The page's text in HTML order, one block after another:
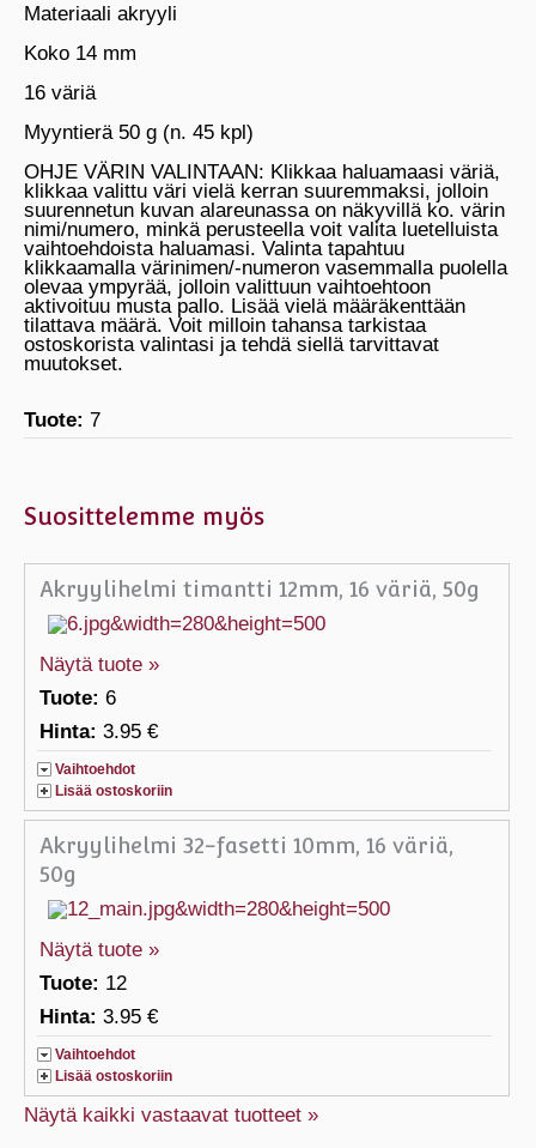
Materiaali akryyli
Koko 14 mm
16 väriä
Myyntierä 50 g (n. 45 kpl)
OHJE VÄRIN VALINTAAN: Klikkaa haluamaasi väriä,
klikkaa valittu väri vielä kerran suuremmaksi, jolloin
suurennetun kuvan alareunassa on näkyvillä ko. värin
nimi/numero, minkä perusteella voit valita luetelluista
vaihtoehdoista haluamasi. Valinta tapahtuu
klikkaamalla värinimen/-numeron vasemmalla puolella
olevaa ympyrää, jolloin valittuun vaihtoehtoon
aktivoituu musta pallo. Lisää vielä määräkenttään
tilattava määrä. Voit milloin tahansa tarkistaa
ostoskorista valintasi ja tehdä siellä tarvittavat
muutokset.
Tuote: 7
Suosittelemme myös
Akryylihelmi timantti 12mm, 16 väriä, 50g
Näytä tuote »
Tuote: 6
Hinta: 3.95 €
Vaihtoehdot
Lisää ostoskoriin
Akryylihelmi 32-fasetti 10mm, 16 väriä,
50g
Näytä tuote »
Tuote: 12
Hinta: 3.95 €
Vaihtoehdot
Lisää ostoskoriin
Näytä kaikki vastaavat tuotteet »